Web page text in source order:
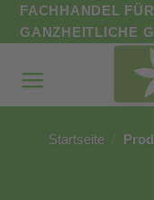
Zum
Inhalt
FACHHANDEL
GANZHEITLICHE
Startseite